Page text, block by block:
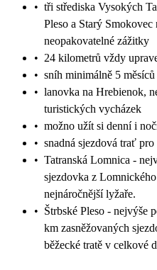
• tři střediska Vysokých
Pleso a Starý
neopakovatelné zážitky
• 24 kilometrů vždy
• sníh minimálně 5
• lanovka na Hrebienok,
turistických vycházek
• možno užít si denní i
• snadná sjezdová trať
• Tatranská Lomnica -
sjezdovka z
nejnáročnější lyžaře.
• Štrbské Pleso - nejvýše
km zasněžovaných
běžecké tratě v celkové